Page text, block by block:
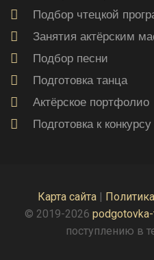
Подбор чтецкой
Занятия актёрским
Подбор песни
Подготовка танца
Актёрское портфолио
Подготовка к
Карта сайта |
© 2019-2026
поступлению в